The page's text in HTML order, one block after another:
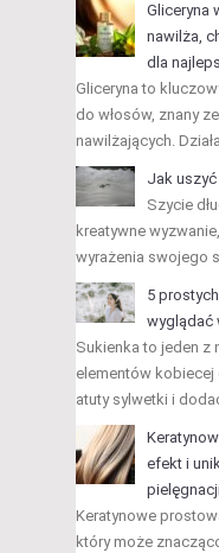
Gliceryna
nawilża,
dla
Gliceryna to
do włosów, znany
nawilżających.
Jak uszyć
Szycie
kreatywne
wyrażenia swojego
5
wyglądać
Sukienka to jeden z
elementów
atuty sylwetki i
efekt i
Keratynowe
który może